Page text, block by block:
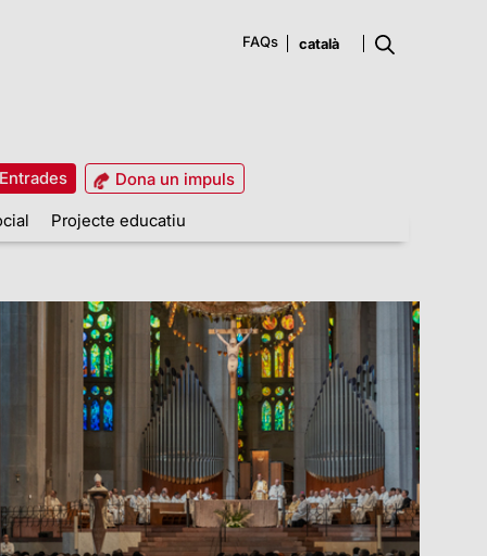
FAQs
Dona un impuls
Projecte educatiu